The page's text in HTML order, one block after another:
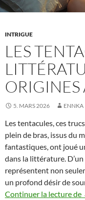
?
INTRIGUE
LES
ORIGINES
5. MARS 2026 ENNKA
Les tentacules, ces
plein de bras, issus du
fantastiques, ont joué
dans la littérature.
représentent non
un profond désir de
Continuer la lecture de